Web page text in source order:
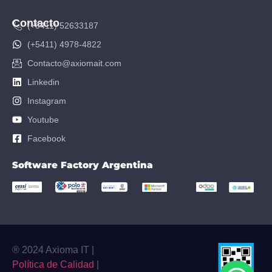
Contacto
(+5411) 52633187
(+5411) 4978-4822
Contacto@axiomait.com
Linkedin
Instagram
Youtube
Facebook
Software Factory Argentina
® 2024 Axioma IT |
Política de Calidad